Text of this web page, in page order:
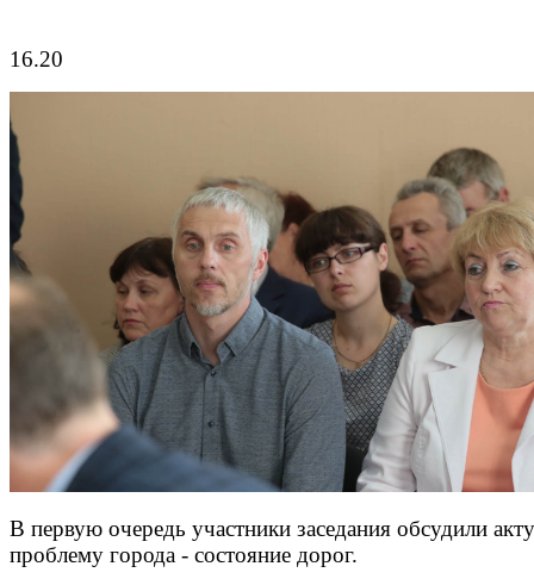
16.20
В первую очередь участники заседания обсудили
проблему города - состояние дорог.